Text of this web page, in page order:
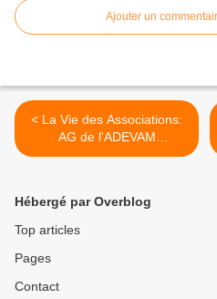
Ajouter un
< La Vie des Associations:
AG de l'ADEVAM
GRESIVAUDAN
Hébergé par Overblog
Top articles
Pages
Contact